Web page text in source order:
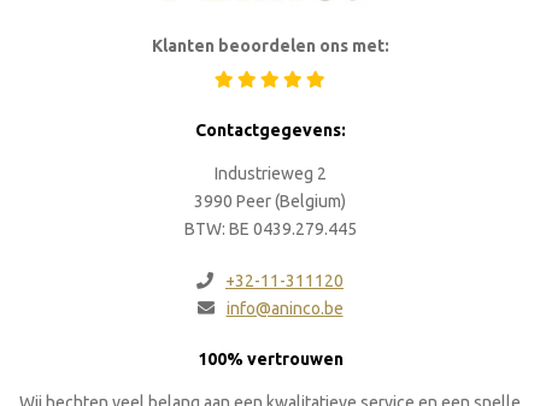
Klanten beoordelen ons met:
Contactgegevens:
Industrieweg 2
3990 Peer (Belgium)
BTW: BE 0439.279.445
+32-11-311120
info@aninco.be
100% vertrouwen
Wij hechten veel belang aan een kwalitatieve service en een snelle